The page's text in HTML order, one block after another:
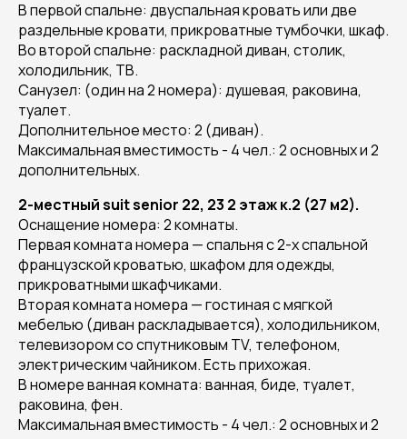
В первой спальне: двуспальная кровать или две
раздельные кровати, прикроватные тумбочки, шкаф.
Во второй спальне: раскладной диван, столик,
холодильник, ТВ.
Санузел: (один на 2 номера): душевая, раковина,
туалет.
Дополнительное место: 2 (диван).
Максимальная вместимость - 4 чел.: 2 основных и 2
дополнительных.
2-местный suit senior 22, 23 2 этаж к.2 (27 м2).
Оснащение номера: 2 комнаты.
Первая комната номера — спальня с 2-х спальной
французской кроватью, шкафом для одежды,
прикроватными шкафчиками.
Вторая комната номера — гостиная с мягкой
мебелью (диван раскладывается), холодильником,
телевизором со спутниковым TV, телефоном,
электрическим чайником. Есть прихожая.
В номере ванная комната: ванная, биде, туалет,
раковина, фен.
Максимальная вместимость - 4 чел.: 2 основных и 2